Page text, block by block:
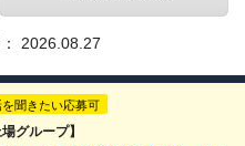
2026.08.27
を聞きたい応募可
グループ】